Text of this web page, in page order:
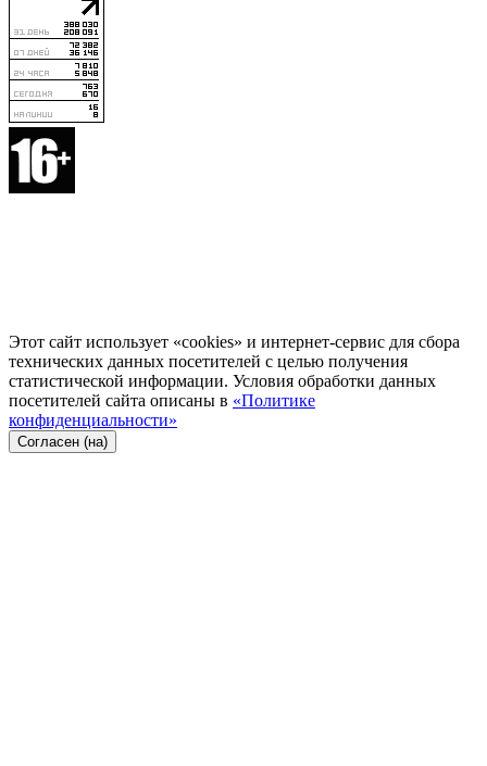
Этот сайт использует «cookies» и интернет-сервис для сбора
технических данных посетителей с целью получения
статистической информации. Условия обработки данных
посетителей сайта описаны в «Политике
конфиденциальности»
Согласен (на)